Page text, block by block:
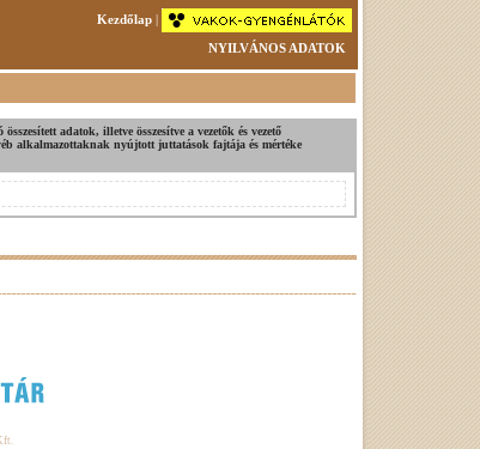
Kezdőlap |
NYILVÁNOS ADATOK
adatok, illetve összesítve a vezetők és vezető
alkalmazottaknak nyújtott juttatások fajtája és mértéke